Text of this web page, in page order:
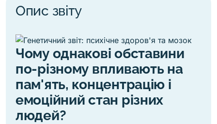
Опис звіту
Чому однакові обставини
по-різному впливають на
пам'ять, концентрацію і
емоційний стан різних
людей?